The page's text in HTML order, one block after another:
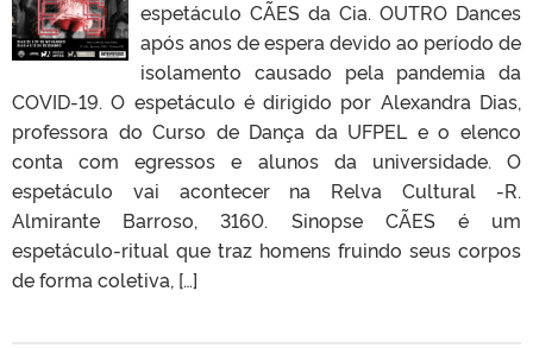
espetáculo CÃES da Cia. OUTRO Dances
após anos de espera devido ao período de
isolamento causado pela pandemia da
COVID-19. O espetáculo é dirigido por Alexandra Dias,
professora do Curso de Dança da UFPEL e o elenco
conta com egressos e alunos da universidade. O
espetáculo vai acontecer na Relva Cultural -R.
Almirante Barroso, 3160. Sinopse CÃES é um
espetáculo-ritual que traz homens fruindo seus corpos
de forma coletiva, […]